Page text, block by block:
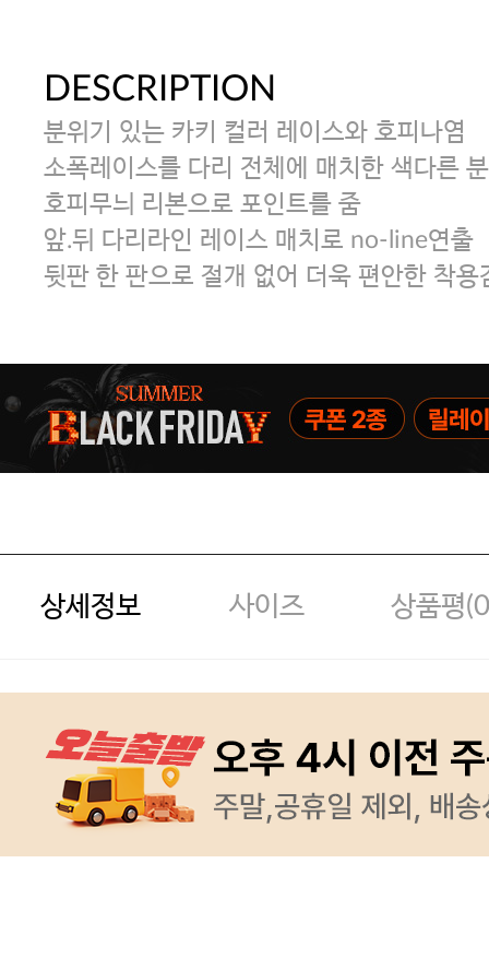
주말특가 20%(8.7~8.9)/5만원 이
[썸머블프] 1만원 할인 쿠폰(8.1~31)
[썸머블프] 2만원 할인 쿠폰(8.1~31)
DESCRIPTION
분위기 있는 카키 컬러 레이스와 호피나염
소폭레이스를 다리 전체에 매치한 색다른
호피무늬 리본으로 포인트를 줌
앞.뒤 다리라인 레이스 매치로 no-line연출
뒷판 한 판으로 절개 없어 더욱 편안한 착용
상세정보 사이즈 상품평(0